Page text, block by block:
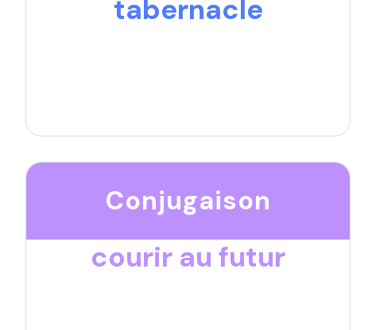
tabernacle
Conjugaison
courir au futur